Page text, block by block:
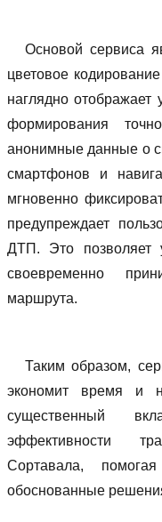
Основой сервиса
цветовое
наглядно отображает
формирования
анонимные данные о
смартфонов и
мгновенно
предупреждает
ДТП. Это позволяет
своевременно
маршрута.
Таким образом,
экономит время и
существенный
эффективности
Сортавала,
обоснованные